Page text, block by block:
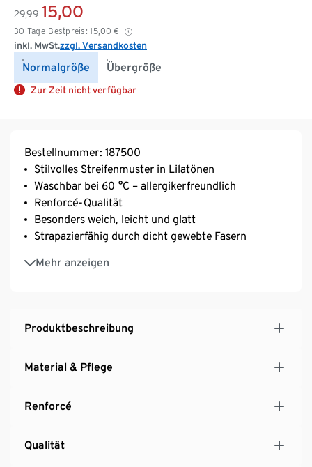
29,99 15,00
30-Tage-Bestpreis: 15,00 €
inkl. MwSt.zzgl. Versandkosten
Normalgröße Übergröße
Zur Zeit nicht verfügbar
Bestellnummer: 187500
Stilvolles Streifenmuster in Lilatönen
Waschbar bei 60 °C – allergikerfreundlich
Renforcé-Qualität
Besonders weich, leicht und glatt
Strapazierfähig durch dicht gewebte Fasern
Mehr anzeigen
Temperaturausgleichend und saugfähig
Schnelles Beziehen mit Reißverschluss
Produktbeschreibung
Material & Pflege
Renforcé
Qualität